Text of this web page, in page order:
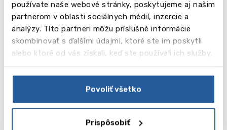
používate naše webové stránky, poskytujeme aj našim
partnerom v oblasti sociálnych médií, inzercie a
analýzy. Títo partneri môžu príslušné informácie
skombinovať s ďalšími údajmi, ktoré ste im poskytli
alebo ktoré od vás získali, keď ste používali ich služby.
Povoliť všetko
Prispôsobiť
• Business Administration
• Communication and Multimedia Design
• Creative Business